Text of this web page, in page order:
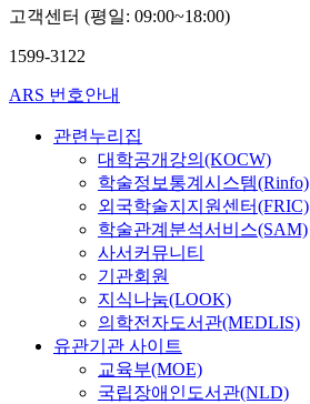
고객센터 (평일: 09:00~18:00)
1599-3122
ARS 번호안내
관련누리집
대학공개강의(KOCW)
학술정보통계시스템(Rinfo)
외국학술지지원센터(FRIC)
학술관계분석서비스(SAM)
사서커뮤니티
기관회원
지식나눔(LOOK)
의학전자도서관(MEDLIS)
유관기관 사이트
교육부(MOE)
국립장애인도서관(NLD)